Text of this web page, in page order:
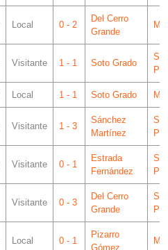
Local 0 - 2
Del Cerro
Grande
Visitante 1 - 1 Soto Grado
Local 1 - 1 Soto Grado
Visitante 1 - 3
Sánchez
Martínez
Visitante 0 - 1
Estrada
Fernández
Visitante 0 - 3
Del Cerro
Grande
Local 0 - 1
Pizarro
Gómez